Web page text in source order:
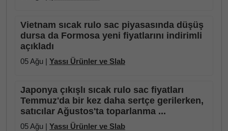
Vietnam sıcak rulo sac piyasasında düşüş
dursa da Formosa yeni fiyatlarını indirimli
açıkladı
05 Ağu | Yassı Ürünler ve Slab
Japonya çıkışlı sıcak rulo sac fiyatları
Temmuz'da bir kez daha sertçe gerilerken,
satıcılar Ağustos'ta toparlanma ...
05 Ağu | Yassı Ürünler ve Slab